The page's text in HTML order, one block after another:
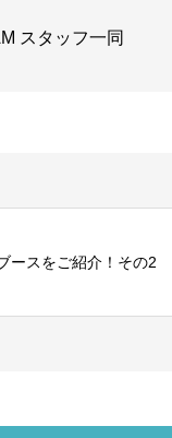
スタッフ一同
ースをご紹介！その2